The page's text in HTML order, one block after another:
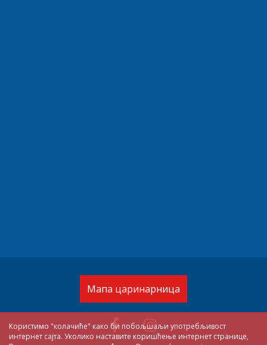
Користимо "колачиће" како би побољшаљи употребљивост
интернет сајта. Уколико наставите коришћење интернет странице,
Мапа царинарница